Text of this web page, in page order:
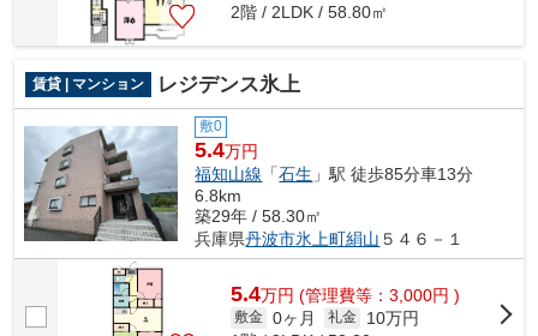
2階 / 2LDK / 58.80㎡
賃貸 | マンション レジデンス氷上
敷0
5.4万円
福知山線 「石生 」駅 徒歩85分車13分
6.8km
築29年 / 58.30㎡
兵庫県丹波市氷上町絹山 ５４６－１
5.4万円 (管理費等：3,000円 )
敷金 0ヶ月 礼金
10万円